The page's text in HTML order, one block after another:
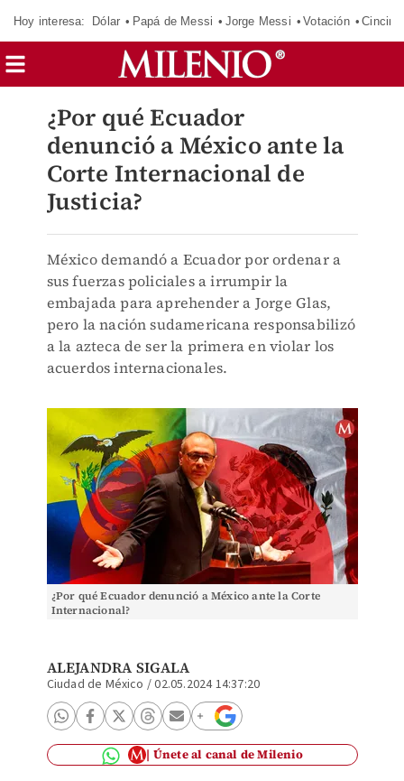
Hoy interesa: Dólar Papá de Messi Jorge Messi Votación
¿Por qué Ecuador
denunció a México ante la
Corte Internacional de
Justicia?
México demandó a Ecuador por ordenar a
sus fuerzas policiales a irrumpir la
embajada para aprehender a Jorge Glas,
pero la nación sudamericana responsabilizó
a la azteca de ser la primera en violar los
acuerdos internacionales.
¿Por qué Ecuador denunció a México ante la Corte
Internacional?
ALEJANDRA SIGALA
Ciudad de México /02.05.2024 14:37:20
Únete al canal de Milenio